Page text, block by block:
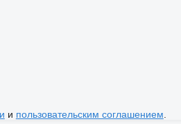
и пользовательским соглашением